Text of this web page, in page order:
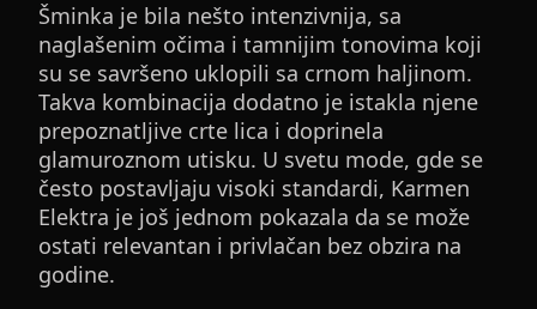
Šminka je bila nešto intenzivnija, sa
naglašenim očima i tamnijim tonovima koji
su se savršeno uklopili sa crnom haljinom.
Takva kombinacija dodatno je istakla njene
prepoznatljive crte lica i doprinela
glamuroznom utisku. U svetu mode, gde se
često postavljaju visoki standardi, Karmen
Elektra je još jednom pokazala da se može
ostati relevantan i privlačan bez obzira na
godine.